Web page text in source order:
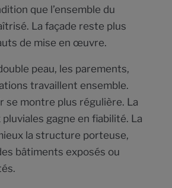
que l’ensemble du
La façade reste plus
de mise en œuvre.
peau, les parements,
travaillent ensemble.
se montre plus régulière. La
gagne en fiabilité. La
la structure porteuse,
bâtiments exposés ou